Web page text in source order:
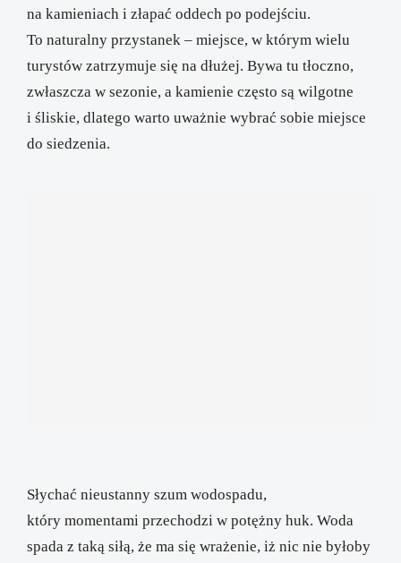
na kamieniach i złapać oddech po podejściu.
To naturalny przystanek – miejsce, w którym wielu
turystów zatrzymuje się na dłużej. Bywa tu tłoczno,
zwłaszcza w sezonie, a kamienie często są wilgotne
i śliskie, dlatego warto uważnie wybrać sobie miejsce
do siedzenia.
Słychać nieustanny szum wodospadu,
który momentami przechodzi w potężny huk. Woda
spada z taką siłą, że ma się wrażenie, iż nic nie byłoby